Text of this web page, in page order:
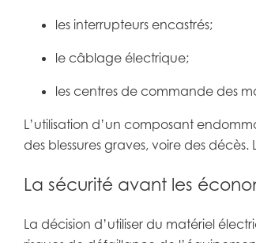
les interrupteurs encastrés;
le câblage électrique;
les centres de commande des
L’utilisation d’un composant
des blessures graves, voire des
La sécurité avant les
La décision d’utiliser du matériel